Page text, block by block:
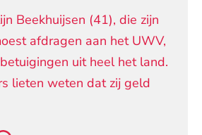
Beekhuijsen (41), die zijn
afdragen aan het UWV,
uit heel het land.
lieten weten dat zij geld